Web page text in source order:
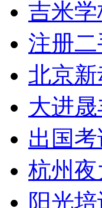
吉米
注册
北京
大进
出国
杭州
阳光